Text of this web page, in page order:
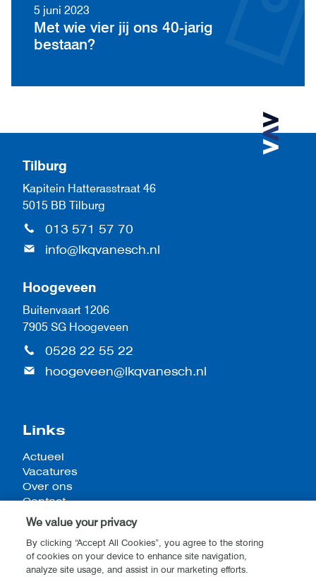
5 juni 2023
Met wie vier jij ons 40-jarig
bestaan?
Tilburg
Kapitein Hatterasstraat 46
5015 BB Tilburg
013 571 57 70
info@lkqvanesch.nl
Hoogeveen
Buitenvaart 1206
7905 SG Hoogeveen
0528 22 55 22
hoogeveen@lkqvanesch.nl
Links
Actueel
Vacatures
Over ons
Contact
Algemene voorwaarden
We value your privacy
By clicking “Accept All Cookies”, you agree to the storing
of cookies on your device to enhance site navigation,
analyze site usage, and assist in our marketing efforts.